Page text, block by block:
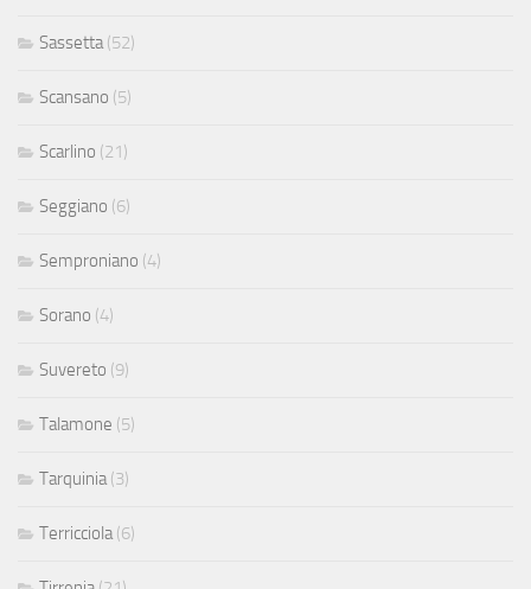
Sassetta (52)
Scansano (5)
Scarlino (21)
Seggiano (6)
Semproniano (4)
Sorano (4)
Suvereto (9)
Talamone (5)
Tarquinia (3)
Terricciola (6)